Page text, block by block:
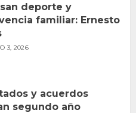
deporte y
familiar: Ernesto
3, 2026
y acuerdos
segundo año